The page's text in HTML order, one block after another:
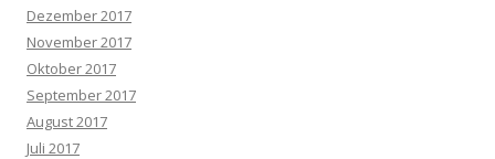
Dezember 2017
November 2017
Oktober 2017
September 2017
August 2017
Juli 2017